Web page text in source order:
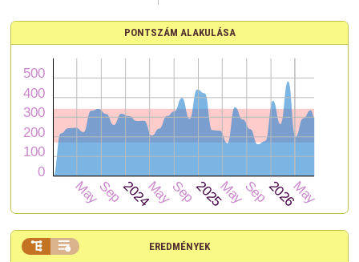
PONTSZÁM ALAKULÁSA
EREDMÉNYEK
 